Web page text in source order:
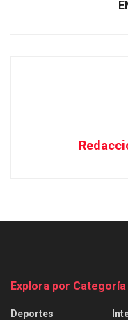
Explora por Categoría
Deportes